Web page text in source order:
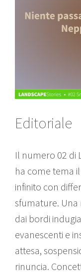
Editoriale
Il numero 02 di
ha come tema
infinito con
sfumature.
dai bordi
evanescenti e
attesa,
rinuncia.